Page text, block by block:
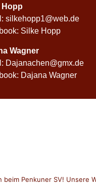
Hopp
silkehopp1@web.de
Silke Hopp
Wagner
Dajanachen@gmx.de
Dajana Wagner
beim Penkuner SV!